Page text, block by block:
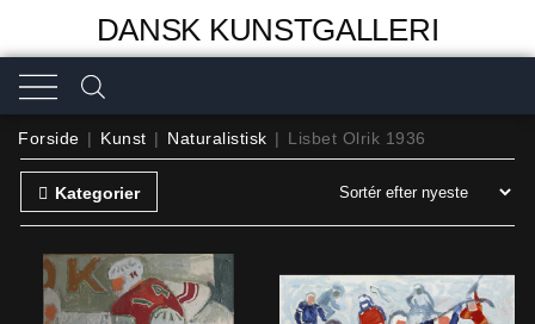
DANSK KUNSTGALLERI
Forside | Kunst | Naturalistisk | Lisbet Olrik 1936
Kategorier